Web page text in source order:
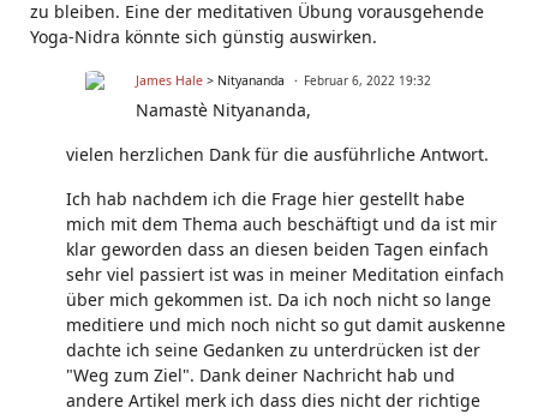
zu bleiben. Eine der meditativen Übung vorausgehende
Yoga-Nidra könnte sich günstig auswirken.
James Hale > Nityananda Februar 6, 2022 19:32
Namastè Nityananda,
vielen herzlichen Dank für die ausführliche Antwort.
Ich hab nachdem ich die Frage hier gestellt habe
mich mit dem Thema auch beschäftigt und da ist mir
klar geworden dass an diesen beiden Tagen einfach
sehr viel passiert ist was in meiner Meditation einfach
über mich gekommen ist. Da ich noch nicht so lange
meditiere und mich noch nicht so gut damit auskenne
dachte ich seine Gedanken zu unterdrücken ist der
"Weg zum Ziel". Dank deiner Nachricht hab und
andere Artikel merk ich dass dies nicht der richtige